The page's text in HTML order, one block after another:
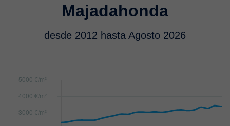
Majadahonda
desde 2012 hasta Agosto 2026